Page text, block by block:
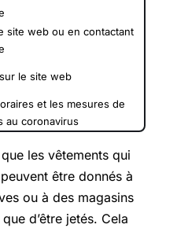
site web ou en contactant
le site web
et les mesures de
au coronavirus
les vêtements qui
être donnés à
ou à des magasins
d’être jetés. Cela